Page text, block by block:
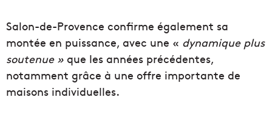
Salon-de-Provence confirme également sa
montée en puissance, avec une « dynamique plus
soutenue » que les années précédentes,
notamment grâce à une offre importante de
maisons individuelles.